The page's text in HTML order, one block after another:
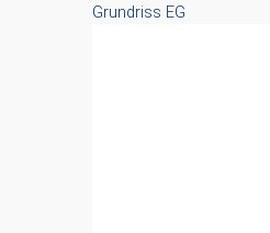
Grundriss EG